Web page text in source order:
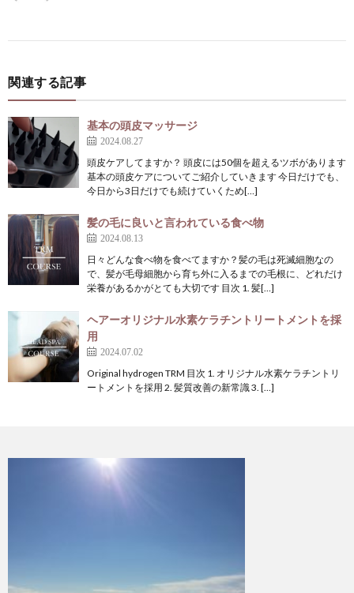
関連する記事
基本の頭皮マッサージ
2024.08.27
頭皮ケアしてますか？ 頭皮には50個を超えるツボがあります
基本の頭皮ケアについてご紹介していきます 今日だけでも、
今日から3日だけでも続けていくため[…]
髪の毛に良いと言われている食べ物
2024.08.13
日々どんな食べ物を食べてますか？髪の毛は死滅細胞なの
で、髪が毛母細胞から育ち外に入るまでの毛根に、どれだけ
栄養があるかがとても大切です 目次 1. 髪[…]
ヘアーオリジナル水素ケラチントリートメントを採
用
2024.07.02
Original hydrogen TRM 目次 1. オリジナル水素ケラチントリ
ートメントを採用 2. 髪質改善の新常識 3. […]